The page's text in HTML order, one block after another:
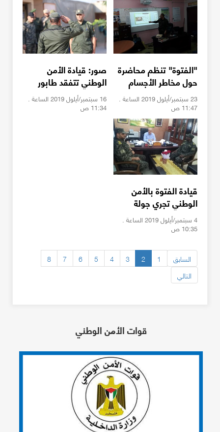
"الفتوة" تنظم محاضرة
حول مخاطر الأجسام
المشبوهة 23 سبتمبر/أيلول 2019 الساعة .
11:47 ص
صور: قيادة الأمن
الوطني تتفقد طابور
أركان لقواتها برفح16 سبتمبر/أيلول 2019 الساعة .
11:34 ص
قيادة الفتوة بالأمن
الوطني تجري جولة
تفقدية لمدارس محافظة
رفح 4 سبتمبر/أيلول 2019 الساعة .
10:35 ص
السابق 1
2
3
4
5
6
7
8
التالي
قوات الأمن الوطني